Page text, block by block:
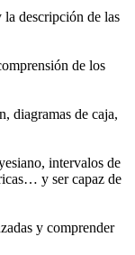
descripción de las
de los
diagramas de caja,
intervalos de
y ser capaz de
y comprender